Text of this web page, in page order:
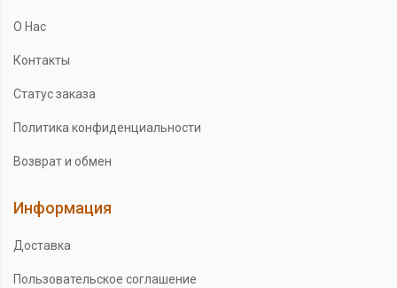
О Нас
Контакты
Статус заказа
Политика конфиденциальности
Возврат и обмен
Информация
Доставка
Пользовательское соглашение